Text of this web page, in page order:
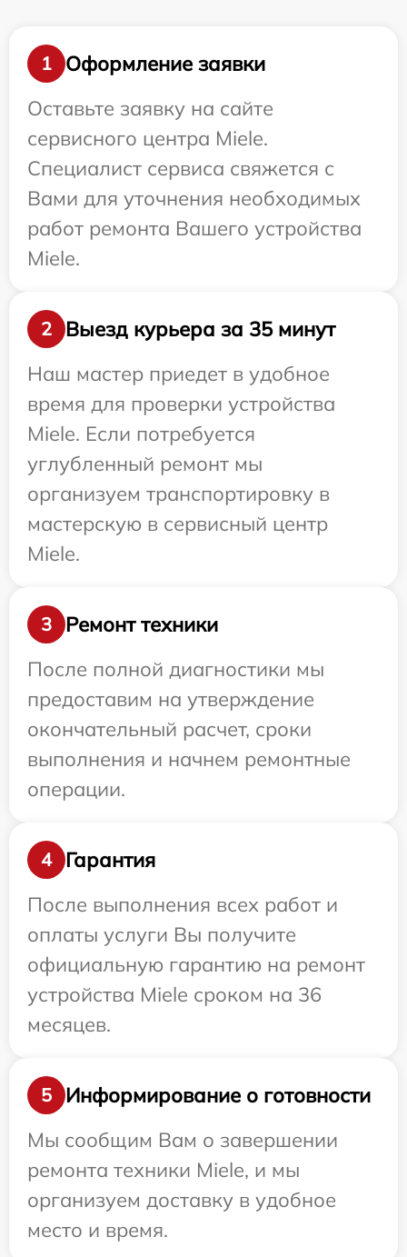
1
Оформление заявки
Оставьте заявку на сайте
сервисного центра Miele.
Специалист сервиса свяжется с
Вами для уточнения необходимых
работ ремонта Вашего устройства
Miele.
2
Выезд курьера за 35 минут
Наш мастер приедет в удобное
время для проверки устройства
Miele. Если потребуется
углубленный ремонт мы
организуем транспортировку в
мастерскую в сервисный центр
Miele.
3
Ремонт техники
После полной диагностики мы
предоставим на утверждение
окончательный расчет, сроки
выполнения и начнем ремонтные
операции.
4
Гарантия
После выполнения всех работ и
оплаты услуги Вы получите
официальную гарантию на ремонт
устройства Miele сроком на 36
месяцев.
5
Информирование о готовности
Мы сообщим Вам о завершении
ремонта техники Miele, и мы
организуем доставку в удобное
место и время.